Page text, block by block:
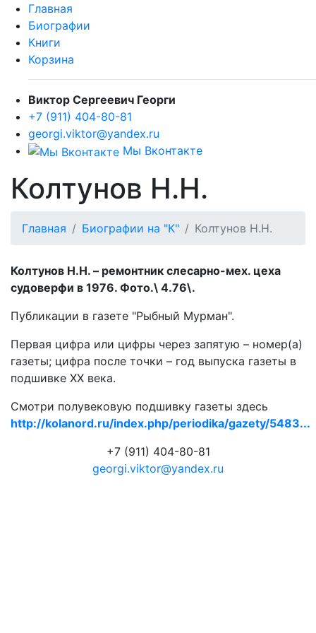
Главная
Биографии
Книги
Корзина
Виктор Сергеевич Георги
+7 (911) 404-80-81
georgi.viktor@yandex.ru
Мы Вконтакте
Колтунов Н.Н.
Главная Биографии на "К" Колтунов Н.Н.
Колтунов Н.Н. – ремонтник слесарно-мех. цеха
судоверфи в 1976. Фото.\ 4.76\.
Публикации в газете "Рыбный Мурман".
Первая цифра или цифры через запятую – номер(а)
газеты; цифра после точки – год выпуска газеты в
подшивке ХХ века.
Смотри полувековую подшивку газеты здесь
http://kolanord.ru/index.php/periodika/gazety/5483...
+7 (911) 404-80-81
georgi.viktor@yandex.ru